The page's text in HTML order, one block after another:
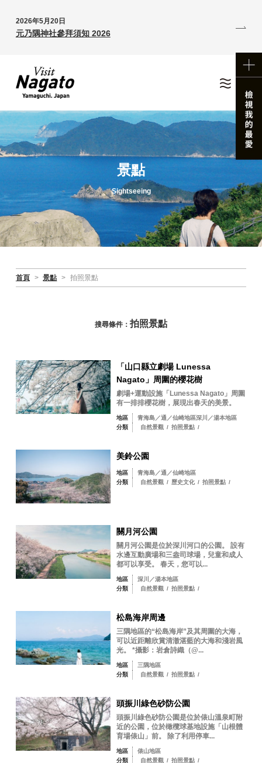
2026年5月20日
元乃隅神社參拜須知 2026
首頁 > 景點 > 拍照景點
景點
Sightseeing
搜尋條件： 拍照景點
「山口縣立劇場 Lunessa
Nagato」周圍的櫻花樹
劇場+運動設施「Lunessa Nagato」周圍
有一排排櫻花樹，展現出春天的美景。
地區
青海島／通／仙崎地區深川／湯本地區
分類
自然景觀 / 拍照景點 /
美鈴公園
地區
青海島／通／仙崎地區
分類
自然景觀 / 歷史文化 / 拍照景點 /
關月河公園
關月河公園是位於深川河口的公園。 設有
水邊互動廣場和三盎司球場，兒童和成人
都可以享受。 春天，您可以...
地區
深川／湯本地區
分類
自然景觀 / 拍照景點 /
松島海岸周邊
三隅地區的“松島海岸”及其周圍的大海，
可以近距離欣賞清澈湛藍的大海和淺岩風
光。 *攝影：岩倉詩織（@...
地區
三隅地區
分類
自然景觀 / 拍照景點 /
頭振川綠色砂防公園
頭振川綠色砂防公園是位於俵山溫泉町附
近的公園，位於橄欖球基地設施「山根體
育場俵山」前。 除了利用停車...
地區
俵山地區
分類
自然景觀 / 拍照景點 /